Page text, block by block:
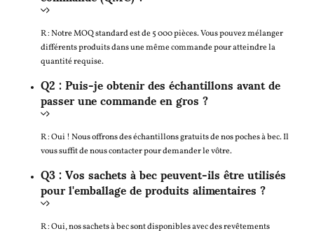
R : Notre MOQ standard est de 5 000 pièces. Vous pouvez mélanger
différents produits dans une même commande pour atteindre la
quantité requise.
Q2 : Puis-je obtenir des échantillons avant de
passer une commande en gros ?
R : Oui ! Nous offrons des échantillons gratuits de nos poches à bec. Il
vous suffit de nous contacter pour demander le vôtre.
Q3 : Vos sachets à bec peuvent-ils être utilisés
pour l'emballage de produits alimentaires ?
R : Oui, nos sachets à bec sont disponibles avec des revêtements